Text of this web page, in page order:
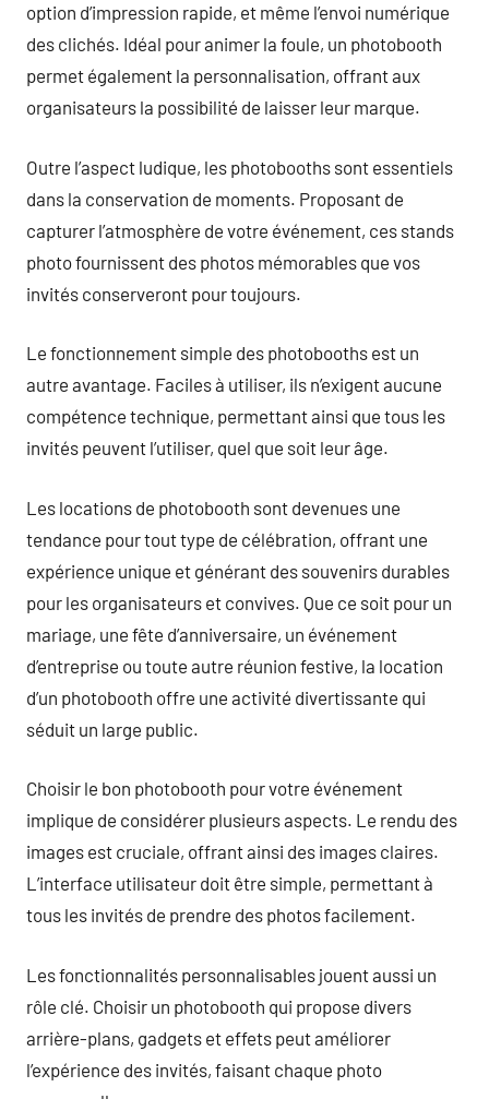
option d’impression rapide, et même l’envoi numérique
des clichés. Idéal pour animer la foule, un photobooth
permet également la personnalisation, offrant aux
organisateurs la possibilité de laisser leur marque.
Outre l’aspect ludique, les photobooths sont essentiels
dans la conservation de moments. Proposant de
capturer l’atmosphère de votre événement, ces stands
photo fournissent des photos mémorables que vos
invités conserveront pour toujours.
Le fonctionnement simple des photobooths est un
autre avantage. Faciles à utiliser, ils n’exigent aucune
compétence technique, permettant ainsi que tous les
invités peuvent l’utiliser, quel que soit leur âge.
Les locations de photobooth sont devenues une
tendance pour tout type de célébration, offrant une
expérience unique et générant des souvenirs durables
pour les organisateurs et convives. Que ce soit pour un
mariage, une fête d’anniversaire, un événement
d’entreprise ou toute autre réunion festive, la location
d’un photobooth offre une activité divertissante qui
séduit un large public.
Choisir le bon photobooth pour votre événement
implique de considérer plusieurs aspects. Le rendu des
images est cruciale, offrant ainsi des images claires.
L’interface utilisateur doit être simple, permettant à
tous les invités de prendre des photos facilement.
Les fonctionnalités personnalisables jouent aussi un
rôle clé. Choisir un photobooth qui propose divers
arrière-plans, gadgets et effets peut améliorer
l’expérience des invités, faisant chaque photo